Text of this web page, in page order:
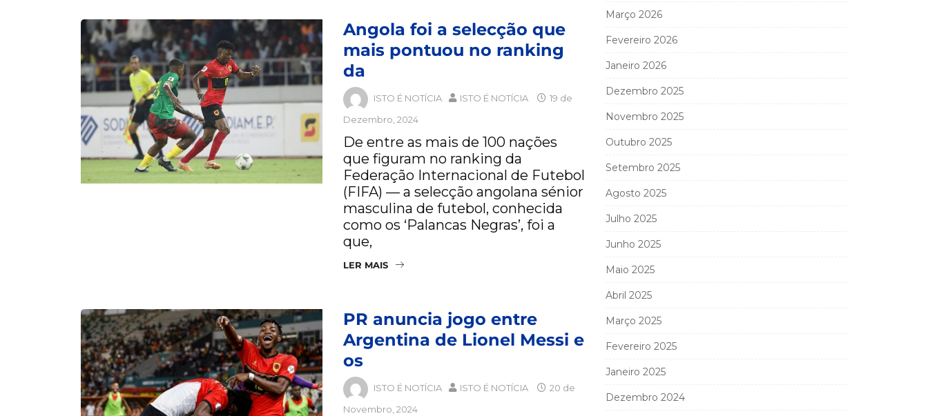
Angola foi a selecção que
mais pontuou no ranking
da
ISTO É NOTÍCIA ISTO É NOTÍCIA
19 de
Dezembro, 2024
De entre as mais de 100 nações
que figuram no ranking da
Federação Internacional de Futebol
(FIFA) — a selecção angolana sénior
masculina de futebol, conhecida
como os ‘Palancas Negras’, foi a
que,
LER MAIS
PR anuncia jogo entre
Argentina de Lionel Messi e
os
ISTO É NOTÍCIA ISTO É NOTÍCIA
20 de
Novembro, 2024
Março 2026
Fevereiro 2026
Janeiro 2026
Dezembro 2025
Novembro 2025
Outubro 2025
Setembro 2025
Agosto 2025
Julho 2025
Junho 2025
Maio 2025
Abril 2025
Março 2025
Fevereiro 2025
Janeiro 2025
Dezembro 2024